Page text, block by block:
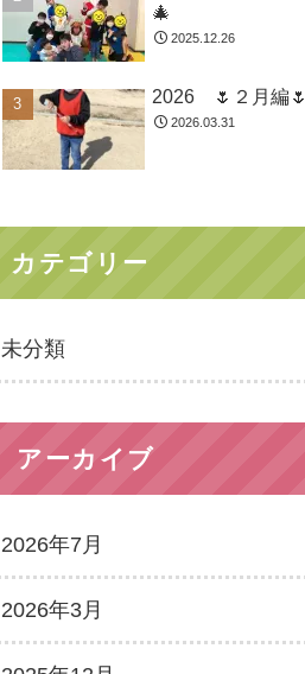
🎄
2025.12.26
2026 🌷２月編🌷
2026.03.31
カテゴリー
未分類
アーカイブ
2026年7月
2026年3月